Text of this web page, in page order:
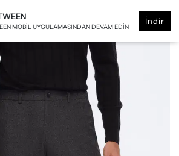
MOBIL UYGULAMASINDAN DEVAM EDIN
İndir